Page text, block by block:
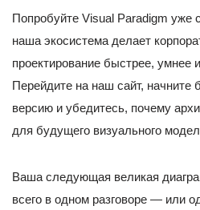
Попробуйте Visual Paradigm уже
наша экосистема делает
проектирование быстрее, умнее
Перейдите на наш сайт, начните
версию и убедитесь, почему
для будущего визуального
Ваша следующая великая
всего в одном разговоре — или